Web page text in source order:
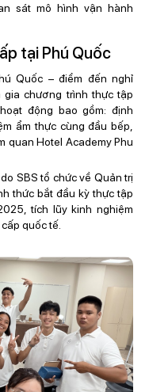
sát mô hình vận hành
tại Phú Quốc
Quốc – điểm đến nghỉ
chương trình thực tập
động bao gồm: định
ẩm thực cùng đầu bếp,
quan Hotel Academy Phu
SBS tổ chức về Quản trị
thức bắt đầu kỳ thực tập
tích lũy kinh nghiệm
quốc tế.